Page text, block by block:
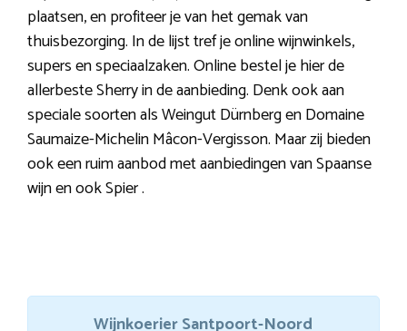
plaatsen, en profiteer je van het gemak van
thuisbezorging. In de lijst tref je online wijnwinkels,
supers en speciaalzaken. Online bestel je hier de
allerbeste Sherry in de aanbieding. Denk ook aan
speciale soorten als Weingut Dürnberg en Domaine
Saumaize-Michelin Mâcon-Vergisson. Maar zij bieden
ook een ruim aanbod met aanbiedingen van Spaanse
wijn en ook Spier .
Wijnkoerier Santpoort-Noord